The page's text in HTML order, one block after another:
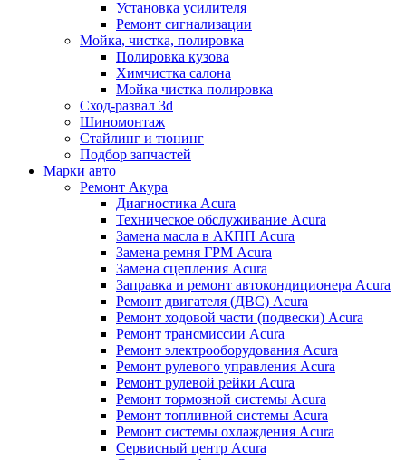
Установка усилителя
Ремонт сигнализации
Мойка, чистка, полировка
Полировка кузова
Химчистка салона
Мойка чистка полировка
Сход-развал 3d
Шиномонтаж
Стайлинг и тюнинг
Подбор запчастей
Марки авто
Ремонт Акура
Диагностика Acura
Техническое обслуживание Acura
Замена масла в АКПП Acura
Замена ремня ГРМ Acura
Замена сцепления Acura
Заправка и ремонт автокондиционера Acura
Ремонт двигателя (ДВС) Acura
Ремонт ходовой части (подвески) Acura
Ремонт трансмиссии Acura
Ремонт электрооборудования Acura
Ремонт рулевого управления Acura
Ремонт рулевой рейки Acura
Ремонт тормозной системы Acura
Ремонт топливной системы Acura
Ремонт системы охлаждения Acura
Сервисный центр Acura